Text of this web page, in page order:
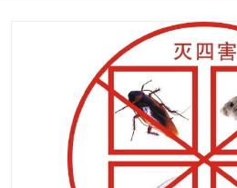
昆明灭红火蚁公司
昆明除虫除蚁